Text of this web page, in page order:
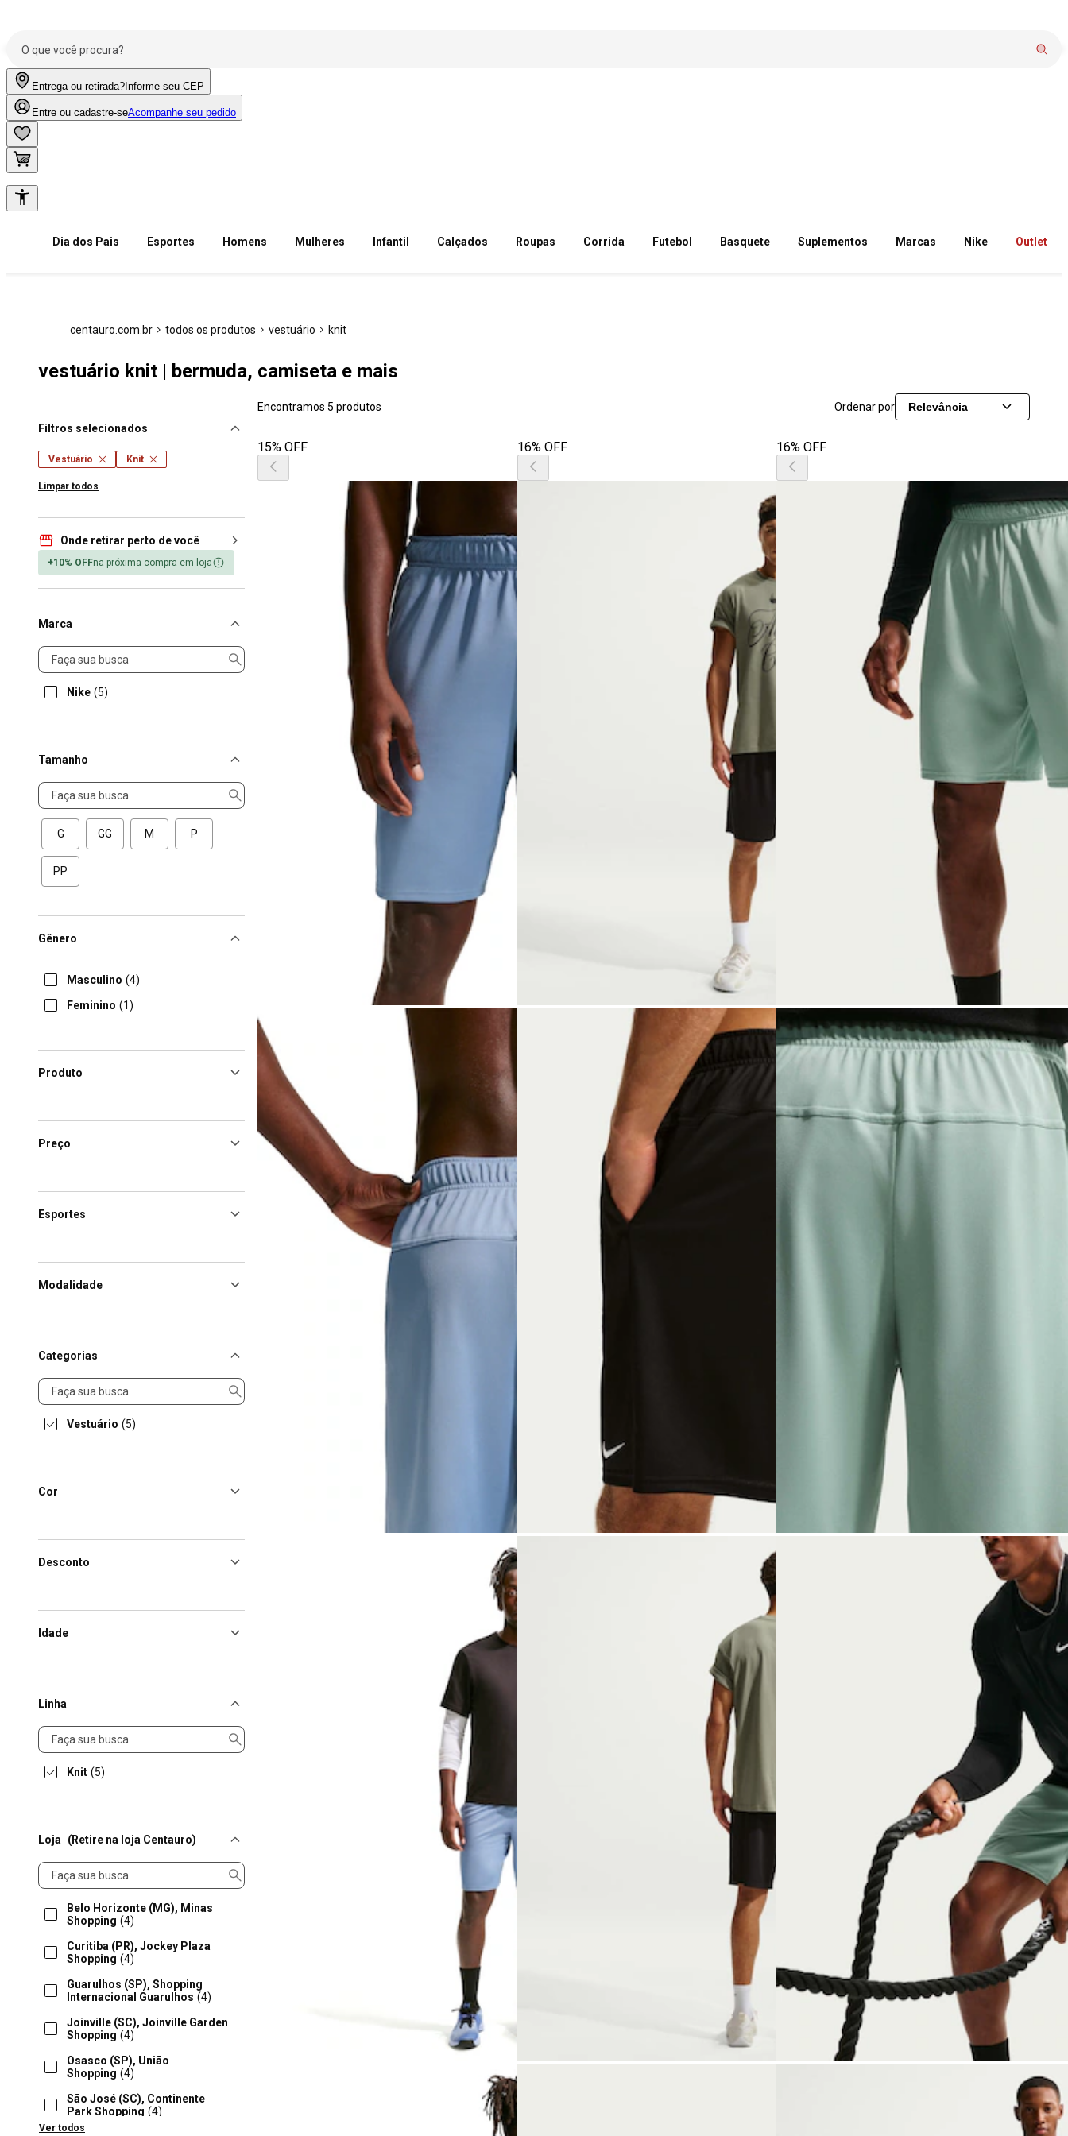
Entrega ou retirada? Informe seu CEP
Entre ou cadastre-seAcompanhe seu pedido
Dia dos Pais Esportes Homens Mulheres Infantil Calçados Roupas Corrida Futebol Basquete Suplementos Marcas Nike Outlet
centauro.com.br todos os produtos vestuário knit
vestuário knit | bermuda, camiseta e mais
Filtros selecionados
Vestuário Knit
Limpar todos
Onde retirar perto de você
+10% OFFna próxima compra em loja
Marca
Marca
Nike (5)
Tamanho
Tamanho
G GG M P
PP
Gênero
Masculino (4)
Feminino (1)
Produto
Preço
Esportes
Modalidade
Categorias
Categorias
Vestuário (5)
Cor
Desconto
Idade
Linha
Linha
Knit (5)
Loja (Retire na loja Centauro)
Loja
Belo Horizonte (MG), Minas
Shopping (4)
Curitiba (PR), Jockey Plaza
Shopping (4)
Guarulhos (SP), Shopping
Internacional Guarulhos (4)
Joinville (SC), Joinville Garden
Shopping (4)
Osasco (SP), União
Shopping (4)
São José (SC), Continente
Park Shopping (4)
Ver todos
Encontramos 5 produtos Ordenar por Relevância
15% OFF 16% OFF 16% OFF